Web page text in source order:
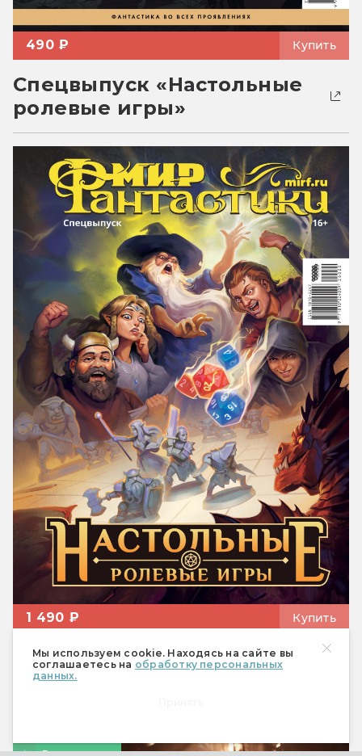
Мы используем cookie. Находясь на сайте вы
соглашаетесь на обработку персональных
данных.
490 ₽ Купить
Спецвыпуск «Настольные
ролевые игры»
1 490 ₽ Купить
Статьи